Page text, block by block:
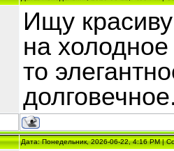
Ищу
на
то
Дата: Понедельник, 2026-06-22, 4:16 PM |